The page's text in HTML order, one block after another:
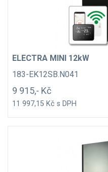
ELECTRA MINI 12kW
183-EK12SB.N041
9 915,- Kč
11 997,15 Kč s DPH